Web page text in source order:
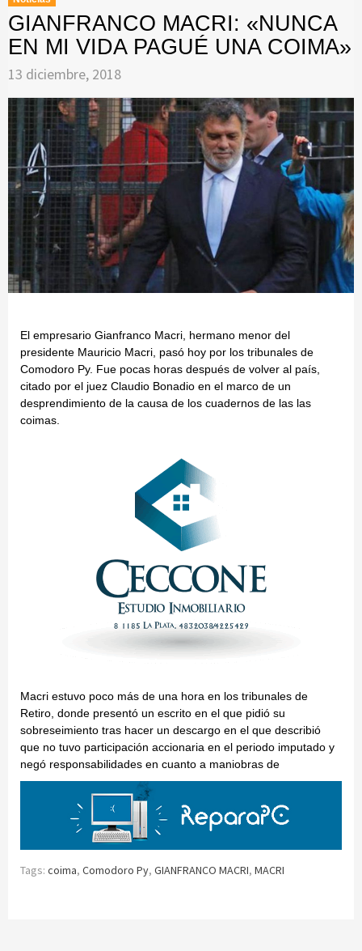
GIANFRANCO MACRI: «NUNCA
EN MI VIDA PAGUÉ UNA COIMA»
13 diciembre, 2018
El empresario Gianfranco Macri, hermano menor del
presidente Mauricio Macri, pasó hoy por los tribunales de
Comodoro Py. Fue pocas horas después de volver al país,
citado por el juez Claudio Bonadio en el marco de un
desprendimiento de la causa de los cuadernos de las las
coimas.
Macri estuvo poco más de una hora en los tribunales de
Retiro, donde presentó un escrito en el que pidió su
sobreseimiento tras hacer un descargo en el que describió
que no tuvo participación accionaria en el periodo imputado y
negó responsabilidades en cuanto a maniobras de
Tags: coima, Comodoro Py, GIANFRANCO MACRI, MACRI